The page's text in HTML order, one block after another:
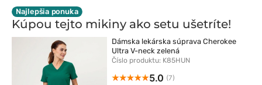
Najlepšia ponuka
Kúpou tejto mikiny ako setu ušetríte!
Dámska lekárska súprava Cherokee
Ultra V-neck zelená
Číslo produktu: K85HUN
5.0 (7)